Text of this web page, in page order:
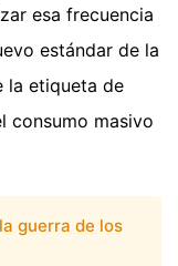
esa frecuencia
estándar de la
la etiqueta de
consumo masivo
guerra de los